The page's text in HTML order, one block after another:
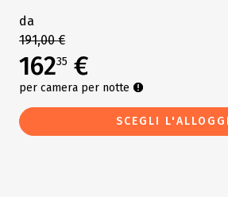
da
191,00 €
16235 €
per camera per notte
SCEGLI